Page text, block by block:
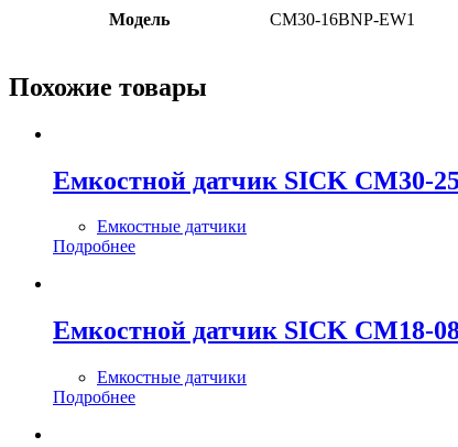
Модель CM30-16BNP-EW1
Похожие товары
Емкостной датчик SICK CM30-
Емкостные датчики
Подробнее
Емкостной датчик SICK CM18-
Емкостные датчики
Подробнее